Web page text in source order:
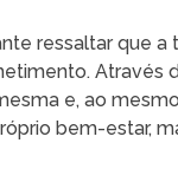
ressaltar que
Através
e, ao
bem-estar,